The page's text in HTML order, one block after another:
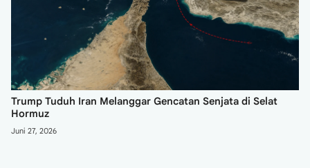
Trump Tuduh Iran Melanggar Gencatan Senjata di Selat
Hormuz
Juni 27, 2026